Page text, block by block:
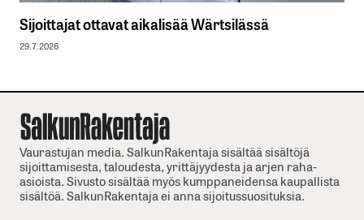
Sijoittajat ottavat aikalisää Wärtsilässä
29.7.2026
Vaurastujan media. SalkunRakentaja sisältää sisältöjä
sijoittamisesta, taloudesta, yrittäjyydesta ja arjen raha-
asioista. Sivusto sisältää myös kumppaneidensa kaupallista
sisältöä. SalkunRakentaja ei anna sijoitussuosituksia.